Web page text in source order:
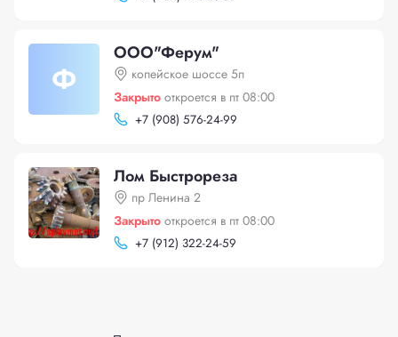
Ф
ООО"Ферум"
копейское шоссе 5п
Закрыто откроется в пт 08:00
+7 (908) 576-24-99
Лом Быстрореза
пр Ленина 2
Закрыто откроется в пт 08:00
+7 (912) 322-24-59